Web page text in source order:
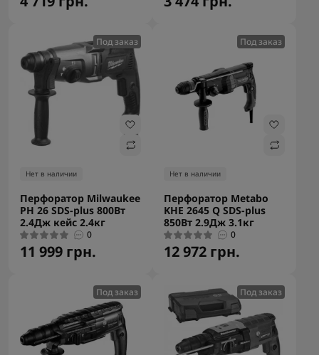
Под заказ
Нет в наличии
Перфоратор Milwaukee
PH 26 SDS-plus 800Вт
2.4Дж кейс 2.4кг
0
11 999 грн.
Под заказ
Нет в наличии
Перфоратор Metabo
KHE 2645 Q SDS-plus
850Вт 2.9Дж 3.1кг
0
12 972 грн.
Под заказ Под заказ